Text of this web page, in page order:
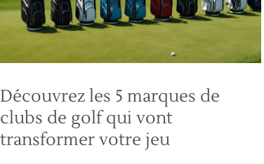
Découvrez les 5 marques de
clubs de golf qui vont
transformer votre jeu